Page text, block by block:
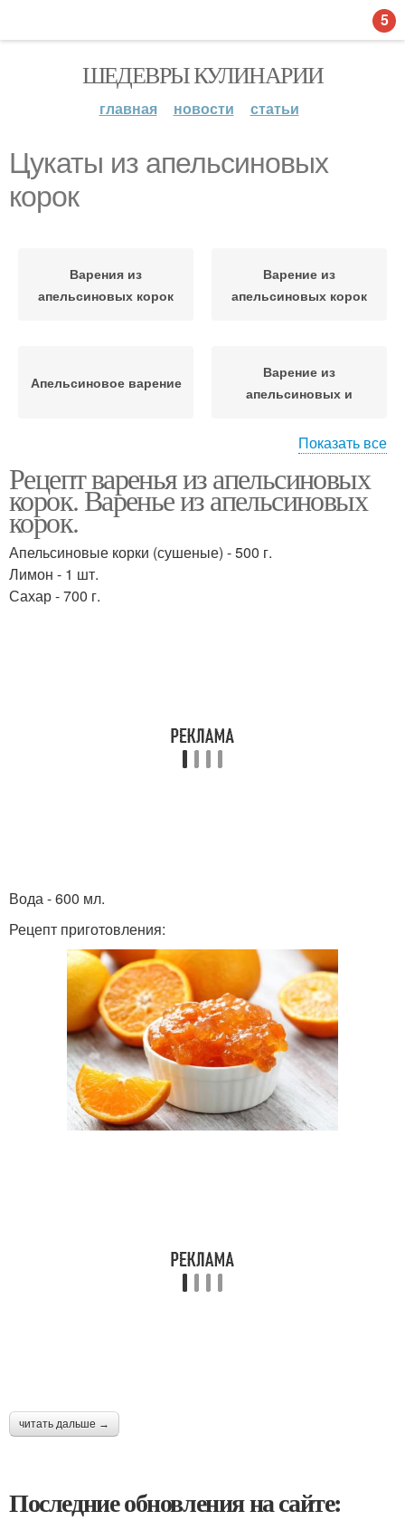
ШЕДЕВРЫ КУЛИНАРИИ
главная новости статьи
Цукаты из апельсиновых
корок
Варения из
апельсиновых корок
Варение из
апельсиновых корок
Апельсиновое варение
Варение из
апельсиновых и
Корки в мультиварке
апельсиновых корок
Варение из корок
Показать все
Рецепт варенья из апельсиновых
корок. Варенье из апельсиновых
корок.
Апельсиновые корки (сушеные) - 500 г.
Лимон - 1 шт.
Сахар - 700 г.
Вода - 600 мл.
Рецепт приготовления:
читать дальше →
Последние обновления на сайте:
5